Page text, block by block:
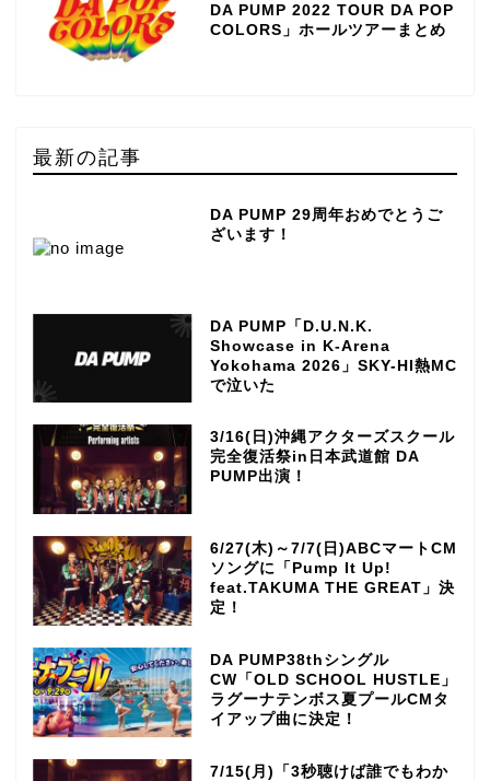
DA PUMP 2022 TOUR DA POP
COLORS」ホールツアーまとめ
最新の記事
DA PUMP 29周年おめでとうご
ざいます！
DA PUMP「D.U.N.K.
Showcase in K-Arena
Yokohama 2026」SKY-HI熱MC
で泣いた
3/16(日)沖縄アクターズスクール
完全復活祭in日本武道館 DA
PUMP出演！
6/27(木)～7/7(日)ABCマートCM
ソングに「Pump It Up!
feat.TAKUMA THE GREAT」決
定！
DA PUMP38thシングル
CW「OLD SCHOOL HUSTLE」
ラグーナテンボス夏プールCMタ
イアップ曲に決定！
7/15(月)「3秒聴けば誰でもわか